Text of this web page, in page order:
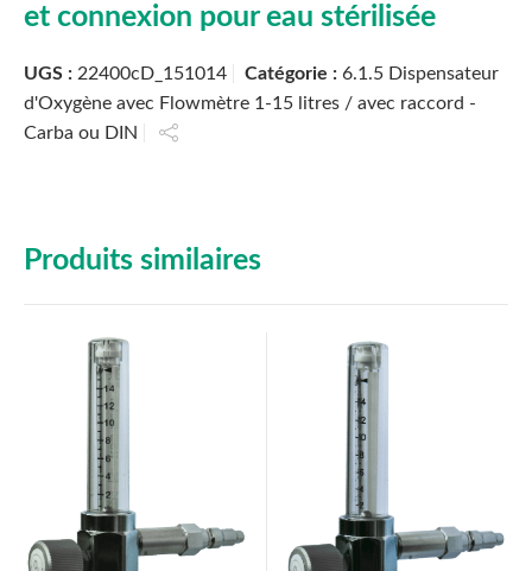
et connexion pour eau stérilisée
UGS : 22400cD_151014 Catégorie : 6.1.5 Dispensateur
d'Oxygène avec Flowmètre 1-15 litres / avec raccord -
Carba ou DIN
Produits similaires